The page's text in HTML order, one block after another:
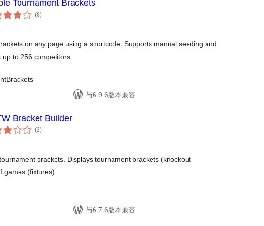
Tournament Brackets
(8总
评)
on any page using a shortcode. Supports manual seeding and
to 256 competitors.
与6.9.6版本兼容
Bracket Builder
(2总
评)
brackets. Displays tournament brackets (knockout
games (fixtures).
与6.7.6版本兼容